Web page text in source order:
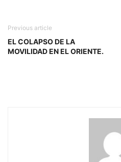
Previous article
EL COLAPSO DE LA
MOVILIDAD EN EL ORIENTE.